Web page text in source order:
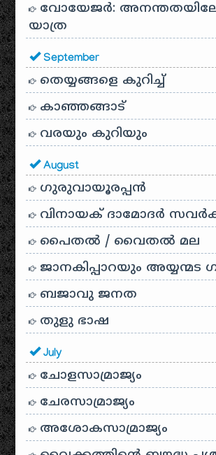
വോയേജർ:
യാത്ര
September
തെയ്യങ്ങളെ കുറിച്ച്
കാഞ്ഞങ്ങാട്
വരയും കുറിയും
August
ഗുരുവായൂരപ്പൻ
വിനായക് ദാമോദർ
പൈതൽ / വൈതൽ മല
ജാനകിപ്പാറയും
ബജാവു ജനത
തുളു ഭാഷ
July
ചോളസാമ്രാജ്യം
ചേരസാമ്രാജ്യം
അശോകസാമ്രാജ്യം